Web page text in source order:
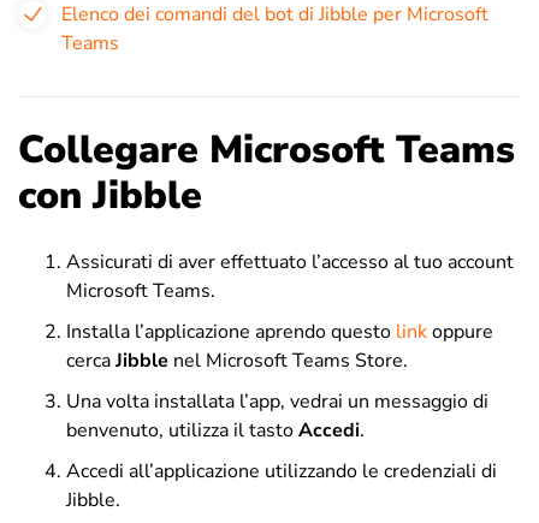
Elenco dei comandi del bot di Jibble per Microsoft
Teams
Collegare Microsoft Teams
con Jibble
Assicurati di aver effettuato l’accesso al tuo account
Microsoft Teams.
Installa l’applicazione aprendo questo linkoppure
cercaJibble nel Microsoft Teams Store.
Una volta installata l’app, vedrai un messaggio di
benvenuto, utilizza il tastoAccedi.
Accedi all’applicazione utilizzando le credenziali di
Jibble.